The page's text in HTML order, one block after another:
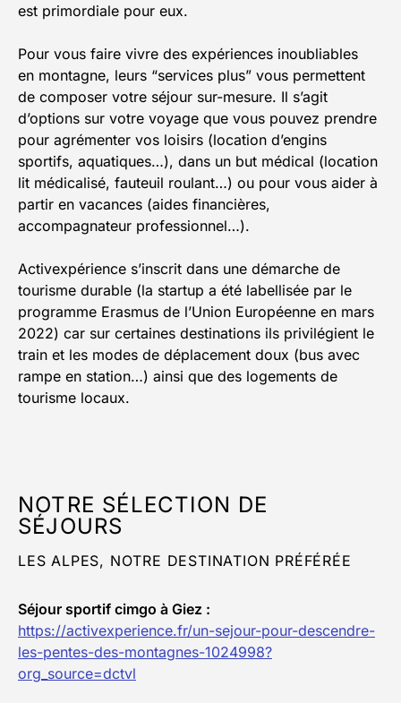
est primordiale pour eux.
Pour vous faire vivre des expériences inoubliables
en montagne, leurs “services plus” vous permettent
de composer votre séjour sur-mesure. Il s’agit
d’options sur votre voyage que vous pouvez prendre
pour agrémenter vos loisirs (location d’engins
sportifs, aquatiques…), dans un but médical (location
lit médicalisé, fauteuil roulant…) ou pour vous aider à
partir en vacances (aides financières,
accompagnateur professionnel…).
Activexpérience s’inscrit dans une démarche de
tourisme durable (la startup a été labellisée par le
programme Erasmus de l’Union Européenne en mars
2022) car sur certaines destinations ils privilégient le
train et les modes de déplacement doux (bus avec
rampe en station…) ainsi que des logements de
tourisme locaux.
NOTRE SÉLECTION DE
SÉJOURS
LES ALPES, NOTRE DESTINATION PRÉFÉRÉE
Séjour sportif cimgo à Giez :
https://activexperience.fr/un-sejour-pour-descendre-
les-pentes-des-montagnes-1024998?
org_source=dctvl